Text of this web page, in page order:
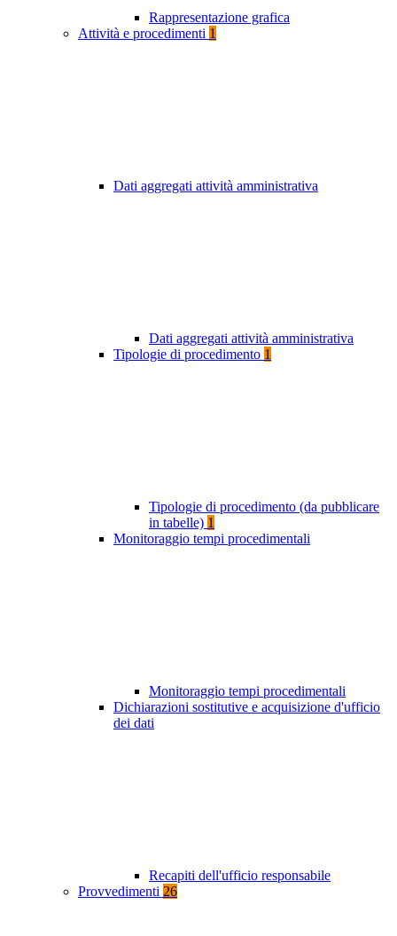
Rappresentazione grafica
Attività e procedimenti 1
Dati aggregati attività amministrativa
Dati aggregati attività amministrativa
Tipologie di procedimento 1
Tipologie di procedimento (da pubblicare
in tabelle) 1
Monitoraggio tempi procedimentali
Monitoraggio tempi procedimentali
Dichiarazioni sostitutive e acquisizione d'ufficio
dei dati
Recapiti dell'ufficio responsabile
Provvedimenti 26